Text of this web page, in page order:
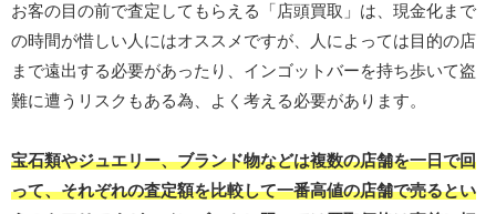
お客の目の前で査定してもらえる「店頭買取」は、現金化まで
の時間が惜しい人にはオススメですが、人によっては目的の店
まで遠出する必要があったり、インゴットバーを持ち歩いて盗
難に遭うリスクもある為、よく考える必要があります。
宝石類やジュエリー、ブランド物などは複数の店舗を一日で回
って、それぞれの査定額を比較して一番高値の店舗で売るとい